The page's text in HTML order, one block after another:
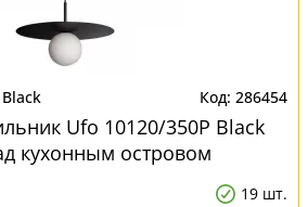
286454
Ufo 10120/350P Black
кухонным островом
19 шт.